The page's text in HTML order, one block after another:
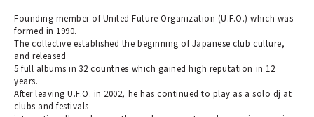
Founding member of United Future Organization (U.F.O.) which was
formed in 1990.
The collective established the beginning of Japanese club culture,
and released
5 full albums in 32 countries which gained high reputation in 12
years.
After leaving U.F.O. in 2002, he has continued to play as a solo dj at
clubs and festivals